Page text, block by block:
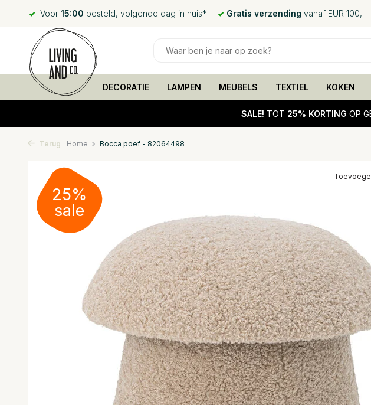
Voor 15:00 besteld, volgende dag in huis* Gratis verzending vanaf EUR 100,-
DECORATIE LAMPEN MEUBELS TEXTIEL KOKEN
SALE! TOT 25% KORTING OP
Terug Home Bocca poef - 82064498
25%
sale